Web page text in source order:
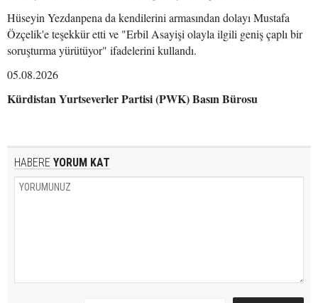
Hüseyin Yezdanpena da kendilerini armasından dolayı Mustafa
Özçelik'e teşekkür etti ve "Erbil Asayişi olayla ilgili geniş çaplı bir
soruşturma yürütüyor" ifadelerini kullandı.
05.08.2026
Kürdistan Yurtseverler Partisi (PWK) Basın Bürosu
HABERE YORUM KAT